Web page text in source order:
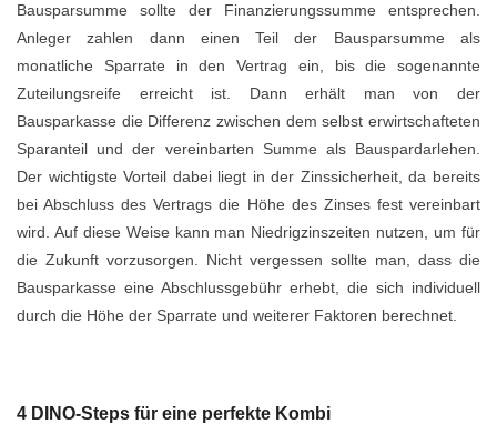
Bausparsumme sollte der Finanzierungssumme entsprechen.
Anleger zahlen dann einen Teil der Bausparsumme als
monatliche Sparrate in den Vertrag ein, bis die sogenannte
Zuteilungsreife erreicht ist. Dann erhält man von der
Bausparkasse die Differenz zwischen dem selbst erwirtschafteten
Sparanteil und der vereinbarten Summe als Bauspardarlehen.
Der wichtigste Vorteil dabei liegt in der Zinssicherheit, da bereits
bei Abschluss des Vertrags die Höhe des Zinses fest vereinbart
wird. Auf diese Weise kann man Niedrigzinszeiten nutzen, um für
die Zukunft vorzusorgen. Nicht vergessen sollte man, dass die
Bausparkasse eine Abschlussgebühr erhebt, die sich individuell
durch die Höhe der Sparrate und weiterer Faktoren berechnet.
4 DINO-Steps für eine perfekte Kombi